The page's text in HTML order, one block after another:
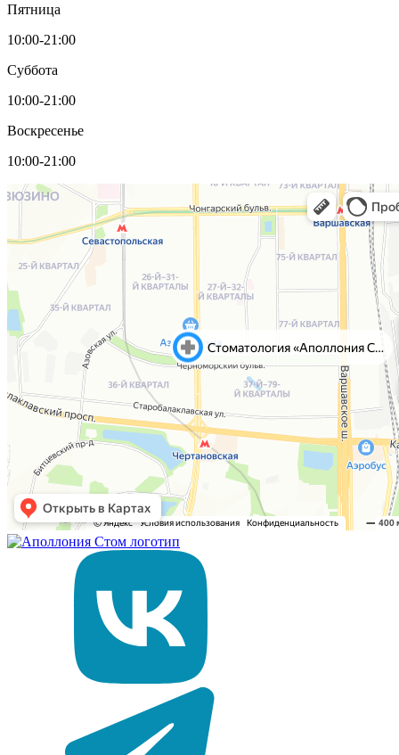
Пятница
10:00-21:00
Суббота
10:00-21:00
Воскресенье
10:00-21:00